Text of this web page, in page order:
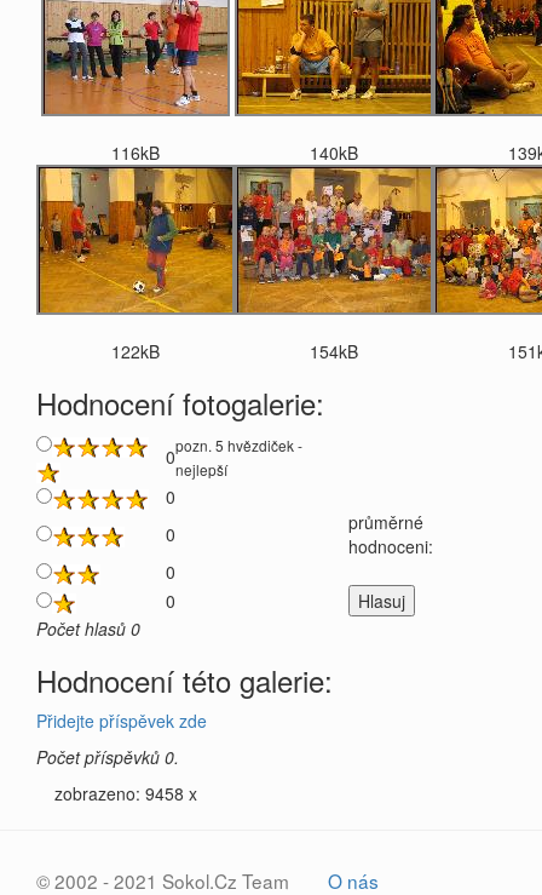
116kB 140kB
122kB 154kB
Hodnocení fotogalerie:
0pozn. 5 hvězdiček -
nejlepší
0
0
průměrné
hodnoceni:
0
0
Počet hlasů 0
Hodnocení této galerie:
Přidejte příspěvek zde
Počet příspěvků 0.
zobrazeno: 9458 x
© 2002 - 2021 Sokol.Cz Team
O nás